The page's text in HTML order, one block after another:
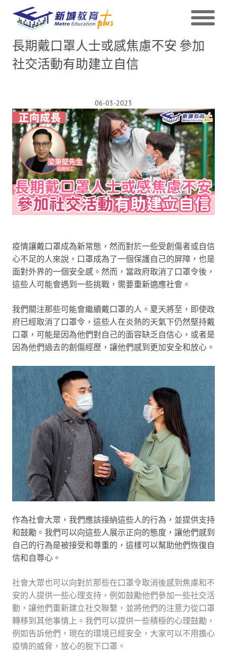
長期戴口罩人士或感焦慮不安 參加
社交活動有助建立自信
06-03-2023
疫情讓戴口罩成為新常態，然而對於一些受創傷者或自信
心不足的人來說，口罩成為了一個保護自己的屏障，也是
面對外界的一個安全感。然而，當政府取消了口罩令後，
這些人可能會遇到一些挑戰，需要重新適應社會。
我們關注那些可能會繼續戴口罩的人。夏天將至，即使政
府已經取消了口罩令，這些人在炎熱的天氣下仍然堅持戴
口罩，可能是因為他們對自己的面容缺乏自信心，或者是
因為他們過去的創傷經歷，讓他們感到更加安全和放心。
作為社會大眾，我們應該接納這些人的行為，並提供支持
和鼓勵。我們可以向這些人展示正向的態度，讓他們感到
自己的行為是被接受和尊重的，這樣可以幫助他們恢復自
信和自尊心。
社會大眾也可以向對於那些在口罩令取消後感到焦慮和不
安的人提供一些心理支持，例如鼓勵他們參加一些社交活
動，讓他們重新建立社交聯繫，並將他們的注意力從口罩
轉移到其他事情上。我們可以提供一些積極的心理鼓勵，
例如告訴他們，現在的環境已經安全，大家可以不用擔心
疫情的威脅，放心的脫下口罩。